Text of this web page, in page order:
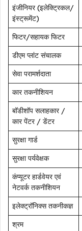
इंजीनियर (इलेक्ट्रिकल/
इंस्ट्रूमेंट)
फिटर/सहायक फिटर
डीएम प्लांट संचालक
सेवा परामर्शदाता
कार तकनीशियन
बॉडीशॉप सलाहकार /
कार पेंटर / डेंटर
सुरक्षा गार्ड
सुरक्षा पर्यवेक्षक
कंप्यूटर हार्डवेयर एवं
नेटवर्क तकनीशियन
इलेक्ट्रॉनिक्स तकनीकज्ञ
श्रम